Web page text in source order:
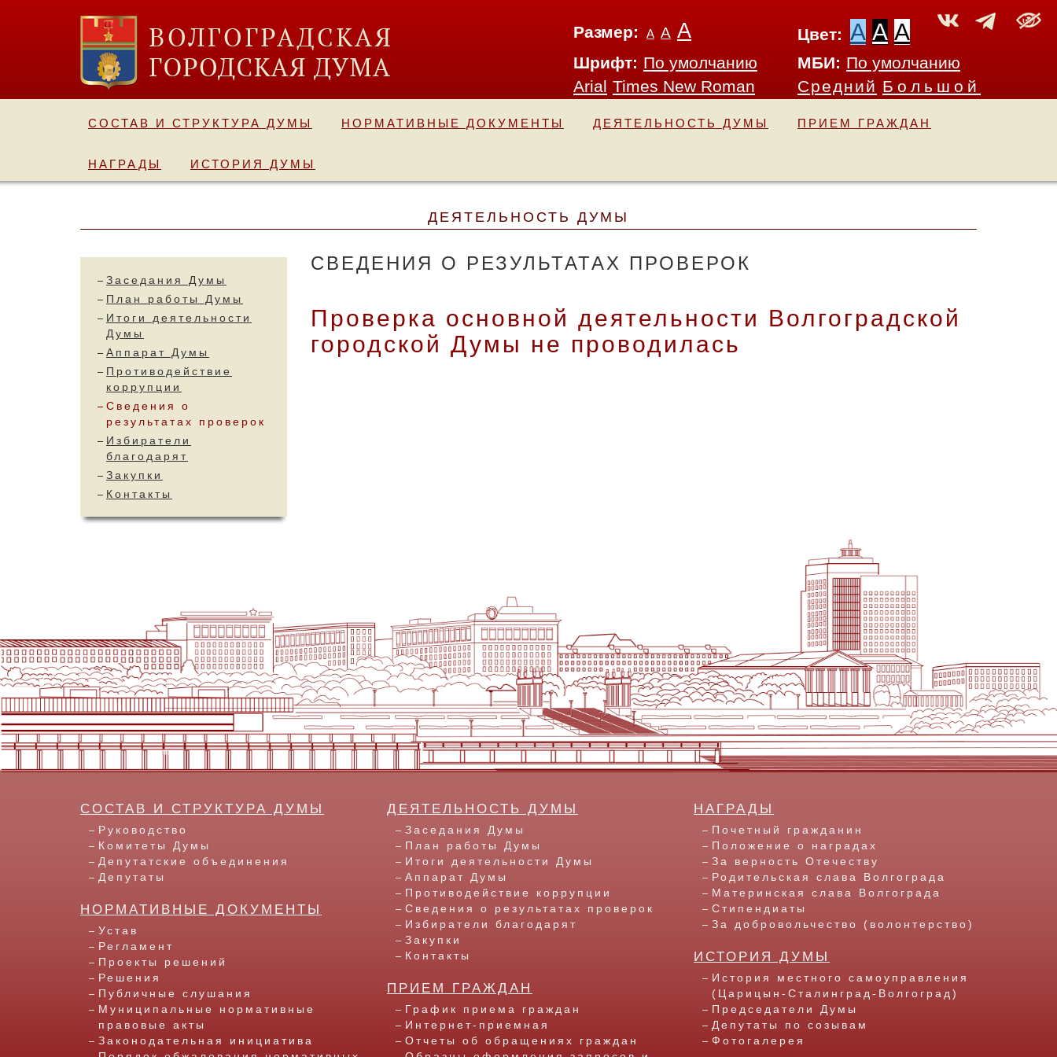
Размер: А А А Цвет: A A A
Шрифт: По умолчанию
Arial Times New Roman
МБИ: По умолчанию
Средний Большой
СОСТАВ И СТРУКТУРА ДУМЫ НОРМАТИВНЫЕ ДОКУМЕНТЫ ДЕЯТЕЛЬНОСТЬ ДУМЫ ПРИЕМ ГРАЖДАН
НАГРАДЫ ИСТОРИЯ ДУМЫ
ДЕЯТЕЛЬНОСТЬ ДУМЫ
Заседания Думы
План работы Думы
Итоги деятельности
Думы
Аппарат Думы
Противодействие
коррупции
Сведения о
результатах проверок
Избиратели
благодарят
Закупки
Контакты
СВЕДЕНИЯ О РЕЗУЛЬТАТАХ ПРОВЕРОК
Проверка основной деятельности Волгоградской
городской Думы не проводилась
СОСТАВ И СТРУКТУРА ДУМЫ
Руководство
Комитеты Думы
Депутатские объединения
Депутаты
НОРМАТИВНЫЕ ДОКУМЕНТЫ
Устав
Регламент
Проекты решений
Решения
Публичные слушания
Муниципальные нормативные
правовые акты
Законодательная инициатива
ДЕЯТЕЛЬНОСТЬ ДУМЫ
Заседания Думы
План работы Думы
Итоги деятельности Думы
Аппарат Думы
Противодействие коррупции
Сведения о результатах проверок
Избиратели благодарят
Закупки
Контакты
ПРИЕМ ГРАЖДАН
График приема граждан
Интернет-приемная
Отчеты об обращениях граждан
НАГРАДЫ
Почетный гражданин
Положение о наградах
За верность Отечеству
Родительская слава Волгограда
Материнская слава Волгограда
Стипендиаты
За добровольчество (волонтерство)
ИСТОРИЯ ДУМЫ
История местного самоуправления
(Царицын-Сталинград-Волгоград)
Председатели Думы
Депутаты по созывам
Фотогалерея